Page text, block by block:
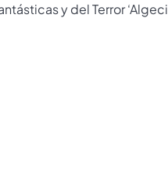
y del Terror